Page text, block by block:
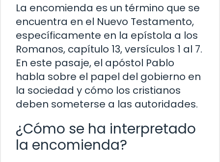
La encomienda es un término que se
encuentra en el Nuevo Testamento,
específicamente en la epístola a los
Romanos, capítulo 13, versículos 1 al 7.
En este pasaje, el apóstol Pablo
habla sobre el papel del gobierno en
la sociedad y cómo los cristianos
deben someterse a las autoridades.
¿Cómo se ha interpretado
la encomienda?